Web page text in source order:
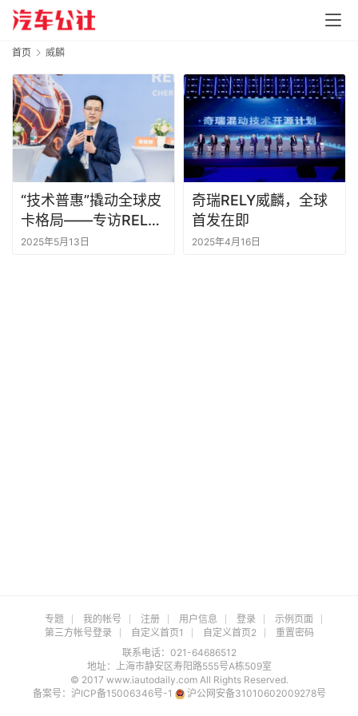
首页 威麟
“技术普惠”撬动全球皮
卡格局——专访RELY
威麟品牌事业部总经理
2025年5月13日
奇瑞RELY威麟，全球
首发在即
2025年4月16日
专题 我的帐号 注册 用户信息 登录
示例页面
第三方帐号登录
自定义首页1 自定义首页2
重置密码
联系电话：021-64686512
地址：上海市静安区寿阳路555号A栋509室
© 2017 www.iautodaily.com All Rights Reserved.
备案号： 沪ICP备15006346号-1 沪公网安备31010602009278号